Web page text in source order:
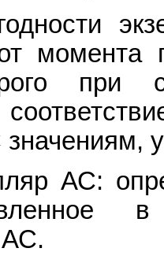
момента
при
АС:
АС.